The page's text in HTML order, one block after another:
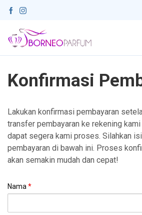
Konfirmasi
Lakukan konfirmasi pembayaran
transfer pembayaran ke rekening
dapat segera kami proses. Silahkan
pembayaran di bawah ini. Proses
akan semakin mudah dan cepat!
Nama *